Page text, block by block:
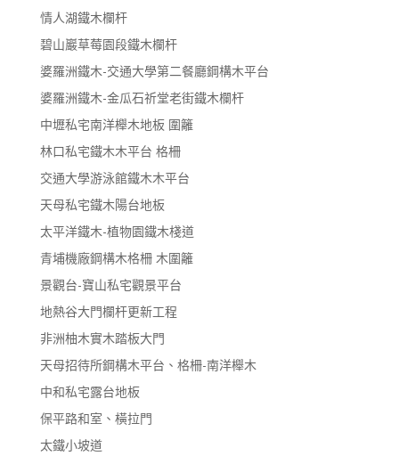
情人湖鐵木欄杆
碧山巖草莓園段鐵木欄杆
婆羅洲鐵木-交通大學第二餐廳鋼構木平台
婆羅洲鐵木-金瓜石祈堂老街鐵木欄杆
中壢私宅南洋櫸木地板 圍籬
林口私宅鐵木木平台 格柵
交通大學游泳館鐵木木平台
天母私宅鐵木陽台地板
太平洋鐵木-植物園鐵木棧道
青埔機廠鋼構木格柵 木圍籬
景觀台-寶山私宅觀景平台
地熱谷大門欄杆更新工程
非洲柚木實木踏板大門
天母招待所鋼構木平台、格柵-南洋櫸木
中和私宅露台地板
保平路和室、橫拉門
太鐵小坡道